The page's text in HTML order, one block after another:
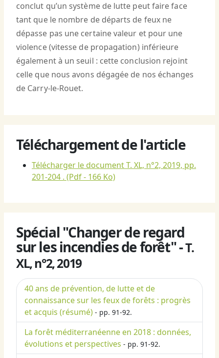
conclut qu’un système de lutte peut faire face
tant que le nombre de départs de feux ne
dépasse pas une certaine valeur et pour une
violence (vitesse de propagation) inférieure
également à un seuil : cette conclusion rejoint
celle que nous avons dégagée de nos échanges
de Carry-le-Rouet.
Téléchargement de l'article
Télécharger le document T. XL, n°2, 2019, pp.
201-204 . (Pdf - 166 Ko)
Spécial "Changer de regard
sur les incendies de forêt" -T.
XL, n°2, 2019
40 ans de prévention, de lutte et de
connaissance sur les feux de forêts : progrès
et acquis (résumé) - pp. 91-92.
La forêt méditerranéenne en 2018 : données,
évolutions et perspectives - pp. 91-92.